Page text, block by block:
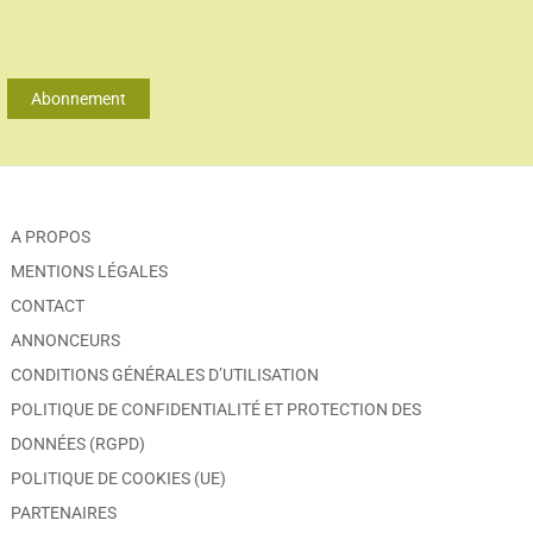
Abonnement
A PROPOS
MENTIONS LÉGALES
CONTACT
ANNONCEURS
CONDITIONS GÉNÉRALES D’UTILISATION
POLITIQUE DE CONFIDENTIALITÉ ET PROTECTION DES
DONNÉES (RGPD)
POLITIQUE DE COOKIES (UE)
PARTENAIRES